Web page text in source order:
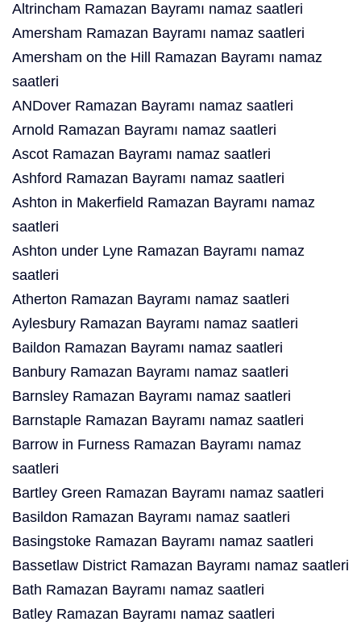
Altrincham Ramazan Bayramı namaz saatleri
Amersham Ramazan Bayramı namaz saatleri
Amersham on the Hill Ramazan Bayramı namaz
saatleri
ANDover Ramazan Bayramı namaz saatleri
Arnold Ramazan Bayramı namaz saatleri
Ascot Ramazan Bayramı namaz saatleri
Ashford Ramazan Bayramı namaz saatleri
Ashton in Makerfield Ramazan Bayramı namaz
saatleri
Ashton under Lyne Ramazan Bayramı namaz
saatleri
Atherton Ramazan Bayramı namaz saatleri
Aylesbury Ramazan Bayramı namaz saatleri
Baildon Ramazan Bayramı namaz saatleri
Banbury Ramazan Bayramı namaz saatleri
Barnsley Ramazan Bayramı namaz saatleri
Barnstaple Ramazan Bayramı namaz saatleri
Barrow in Furness Ramazan Bayramı namaz
saatleri
Bartley Green Ramazan Bayramı namaz saatleri
Basildon Ramazan Bayramı namaz saatleri
Basingstoke Ramazan Bayramı namaz saatleri
Bassetlaw District Ramazan Bayramı namaz saatleri
Bath Ramazan Bayramı namaz saatleri
Batley Ramazan Bayramı namaz saatleri